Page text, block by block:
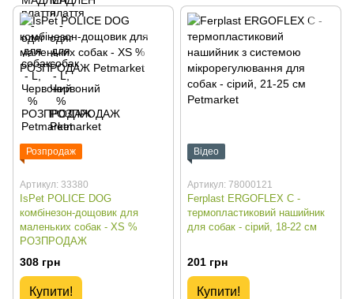
Розпродаж
Артикул: 33380
IsPet POLICE DOG
комбінезон-дощовик для
маленьких собак - XS %
РОЗПРОДАЖ
308 грн
Купити!
Відео
Артикул: 78000121
Ferplast ERGOFLEX C -
термопластиковий нашийник
для собак - сірий, 18-22 см
201 грн
Купити!